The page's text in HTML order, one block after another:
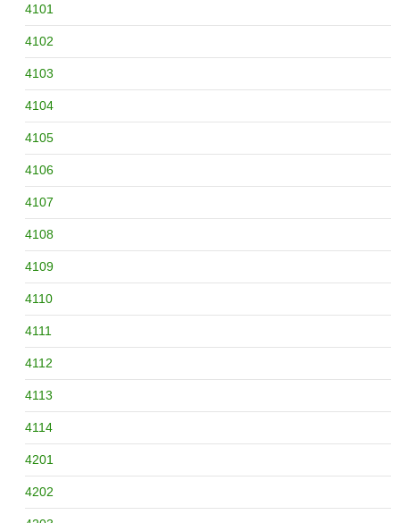
4101
4102
4103
4104
4105
4106
4107
4108
4109
4110
4111
4112
4113
4114
4201
4202